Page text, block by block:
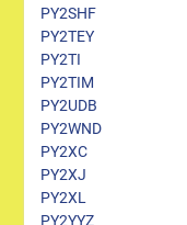
PY2SHF
PY2TEY
PY2TI
PY2TIM
PY2UDB
PY2WND
PY2XC
PY2XJ
PY2XL
PY2YYZ